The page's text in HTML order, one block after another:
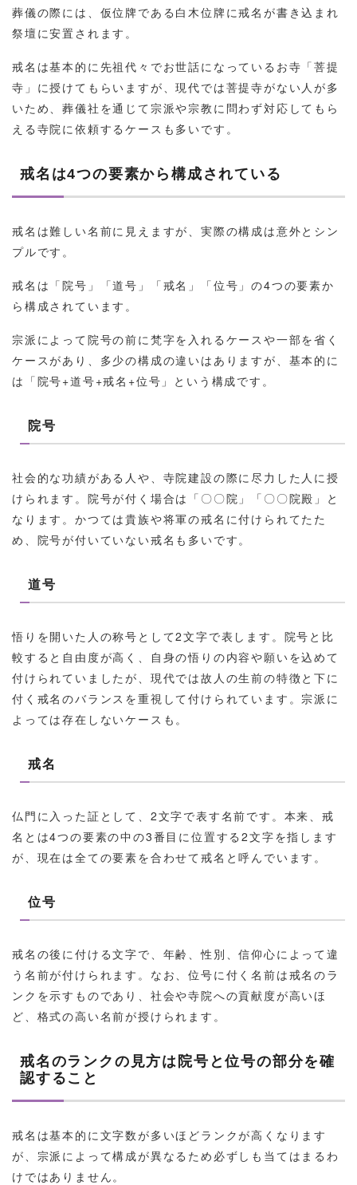
葬儀の際には、仮位牌である白木位牌に戒名が書き込まれ
祭壇に安置されます。
戒名は基本的に先祖代々でお世話になっているお寺「菩提
寺」に授けてもらいますが、現代では菩提寺がない人が多
いため、葬儀社を通じて宗派や宗教に問わず対応してもら
える寺院に依頼するケースも多いです。
戒名は4つの要素から構成されている
戒名は難しい名前に見えますが、実際の構成は意外とシン
プルです。
戒名は「院号」「道号」「戒名」「位号」の4つの要素か
ら構成されています。
宗派によって院号の前に梵字を入れるケースや一部を省く
ケースがあり、多少の構成の違いはありますが、基本的に
は「院号+道号+戒名+位号」という構成です。
院号
社会的な功績がある人や、寺院建設の際に尽力した人に授
けられます。院号が付く場合は「〇〇院」「〇〇院殿」と
なります。かつては貴族や将軍の戒名に付けられてたた
め、院号が付いていない戒名も多いです。
道号
悟りを開いた人の称号として2文字で表します。院号と比
較すると自由度が高く、自身の悟りの内容や願いを込めて
付けられていましたが、現代では故人の生前の特徴と下に
付く戒名のバランスを重視して付けられています。宗派に
よっては存在しないケースも。
戒名
仏門に入った証として、2文字で表す名前です。本来、戒
名とは4つの要素の中の3番目に位置する2文字を指します
が、現在は全ての要素を合わせて戒名と呼んでいます。
位号
戒名の後に付ける文字で、年齢、性別、信仰心によって違
う名前が付けられます。なお、位号に付く名前は戒名のラ
ンクを示すものであり、社会や寺院への貢献度が高いほ
ど、格式の高い名前が授けられます。
戒名のランクの見方は院号と位号の部分を確
認すること
戒名は基本的に文字数が多いほどランクが高くなります
が、宗派によって構成が異なるため必ずしも当てはまるわ
けではありません。